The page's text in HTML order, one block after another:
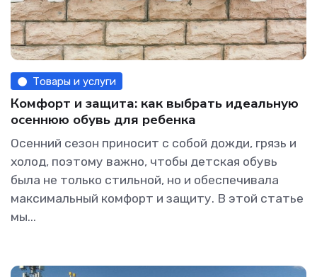
Товары и услуги
Комфорт и защита: как выбрать идеальную
осеннюю обувь для ребенка
Осенний сезон приносит с собой дожди, грязь и
холод, поэтому важно, чтобы детская обувь
была не только стильной, но и обеспечивала
максимальный комфорт и защиту. В этой статье
мы...